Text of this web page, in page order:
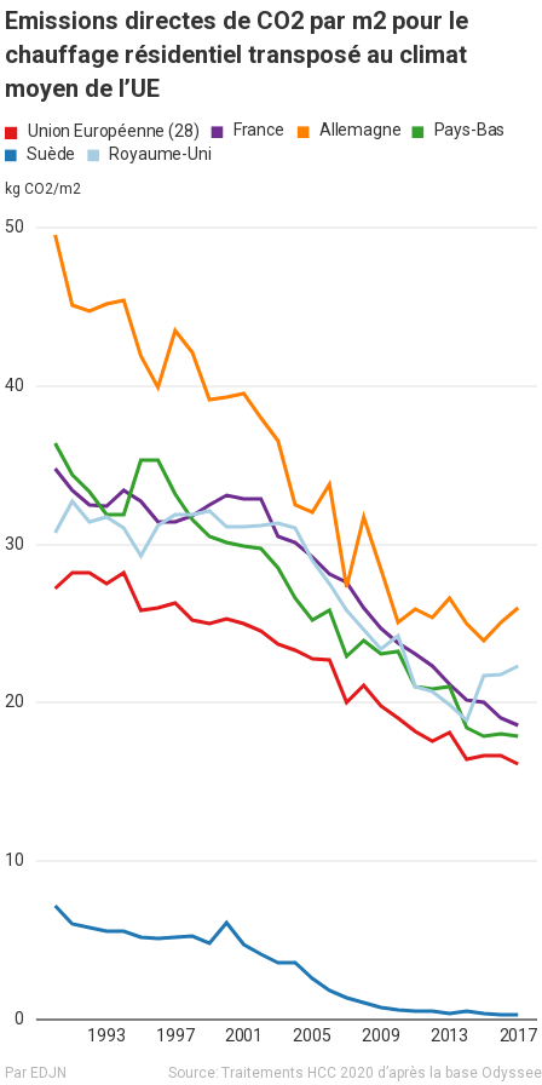
Emissions directes de CO2 par m2 pour le
chauffage résidentiel transposé au climat
moyen de l’UE
kg CO2/m2
Union Européenne (28) France Allemagne
Pays-Bas
Suède
Royaume-Uni
2017
2013
2009
2005
2001
1997
1993
0
10
20
30
40
50
Source: Traitements HCC 2020 d’après la base Odyssee
Par EDJN